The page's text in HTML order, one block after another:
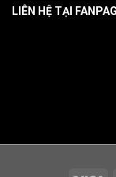
LIÊN HỆ TẠI